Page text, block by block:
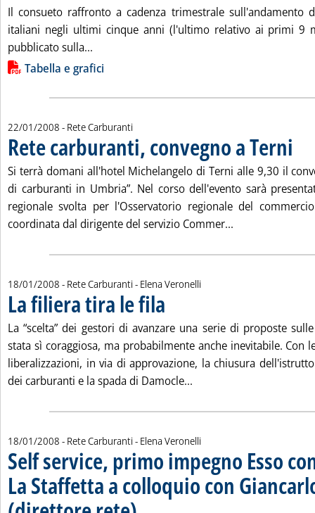
Il consueto raffronto a cadenza trimestrale sull'andamento
italiani negli ultimi cinque anni (l'ultimo relativo ai primi 9
pubblicato sulla...
Lista allegati PDF alla notizia
Tabella e grafici
22/01/2008 - Rete Carburanti
Rete carburanti, convegno a Terni
Si terrà domani all'hotel Michelangelo di Terni alle 9,30 il
di carburanti in Umbria”. Nel corso dell'evento sarà
regionale svolta per l'Osservatorio regionale del
coordinata dal dirigente del servizio Commer...
18/01/2008 - Rete Carburanti - di:
Elena Veronelli
La filiera tira le fila
La “scelta” dei gestori di avanzare una serie di proposte
stata sì coraggiosa, ma probabilmente anche inevitabile. Con
liberalizzazioni, in via di approvazione, la chiusura
dei carburanti e la spada di Damocle...
18/01/2008 - Rete Carburanti - di:
Elena Veronelli
Self service, primo impegno Esso
La Staffetta a colloquio con
. Pubblicata venerdì 18 gennaio 2008 alle 8.51.